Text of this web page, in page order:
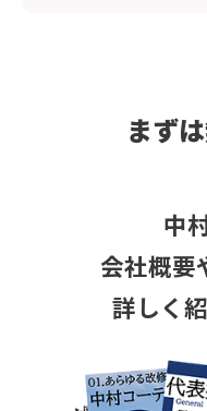
まず
中
会社概要
詳しく